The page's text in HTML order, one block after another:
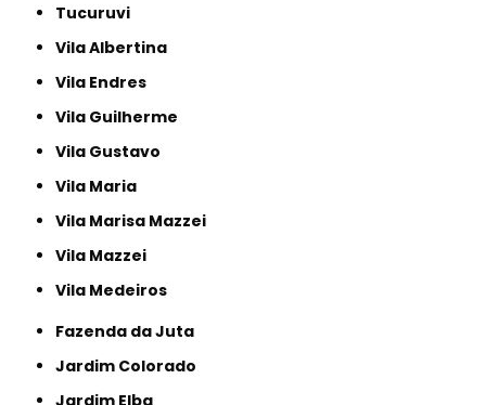
Tucuruvi
Vila Albertina
Vila Endres
Vila Guilherme
Vila Gustavo
Vila Maria
Vila Marisa Mazzei
Vila Mazzei
Vila Medeiros
Fazenda da Juta
Jardim Colorado
Jardim Elba